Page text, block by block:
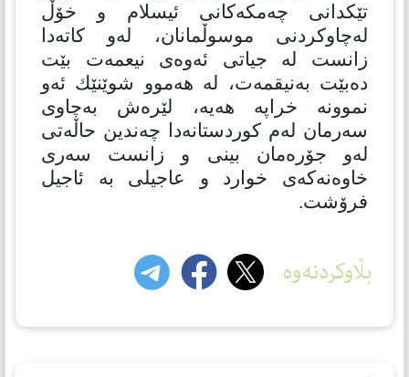
تێكدانی چەمكەكانی ئیسلام و خۆڵ
لەچاوكردنی موسوڵمانان، لەو كاتەدا
زانست لە جیاتی ئەوەی نیعمەت بێت
دەبێت بەنیقمەت، لە هەموو شوێنێك ئەو
نموونە خراپە هەیە، لێرەش بەچاوی
سەرمان لەم كوردستانەدا چەندین حاڵەتی
لەو جۆرەمان بینی و زانست سەری
خاوەنەكەی خوارد و عاجیلی بە ئاجیل
فرۆشت.
بڵاوکردنەوە